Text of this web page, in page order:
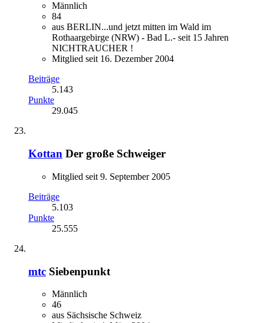
Männlich
84
aus BERLIN...und jetzt mitten im Wald im
Rothaargebirge (NRW) - Bad L.- seit 15 Jahren
NICHTRAUCHER !
Mitglied seit 16. Dezember 2004
Beiträge
5.143
Punkte
29.045
Kottan Der große Schweiger
Mitglied seit 9. September 2005
Beiträge
5.103
Punkte
25.555
mtc Siebenpunkt
Männlich
46
aus Sächsische Schweiz